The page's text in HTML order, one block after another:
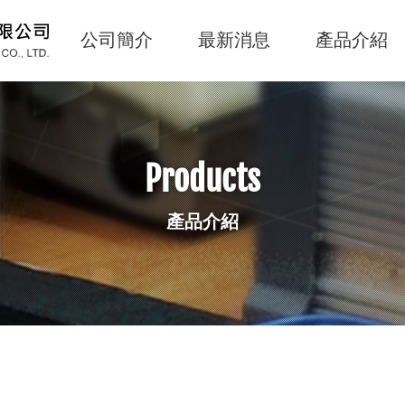
覽
Navigation
公司簡介 最新消息 產品介紹
Products
產品介紹